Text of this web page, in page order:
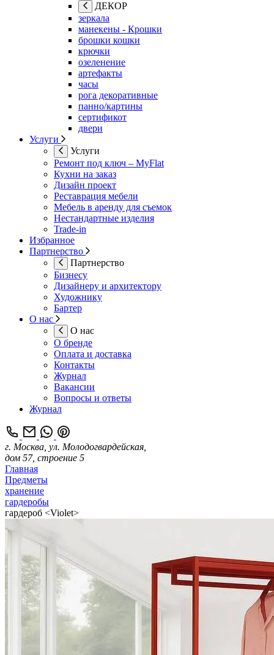
ДЕКОР
зеркала
манекены - Крошки
брошки кошки
крючки
озеленение
артефакты
часы
рога декоративные
панно/картины
сертификот
двери
Услуги
Услуги
Ремонт под ключ – MyFlat
Кухни на заказ
Дизайн проект
Реставрация мебели
Мебель в аренду для съемок
Нестандартные изделия
Trade-in
Избранное
Партнерство
Партнерство
Бизнесу
Дизайнеру и архитектору
Художнику
Бартер
О нас
О нас
О бренде
Оплата и доставка
Контакты
Журнал
Вакансии
Вопросы и ответы
Журнал
г. Москва, ул. Молодогвардейская,
дом 57, строение 5
Главная
Предметы
хранение
гардеробы
гардероб <Violet>